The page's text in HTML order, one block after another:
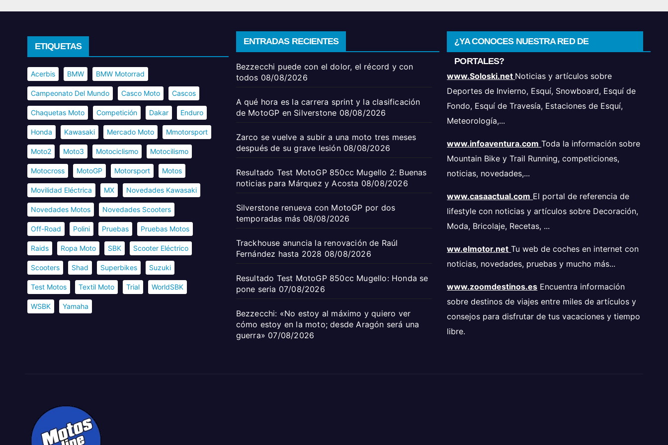
ETIQUETAS
Acerbis BMW BMW Motorrad
Campeonato Del Mundo Casco Moto Cascos
Chaquetas Moto Competición Dakar Enduro
Honda Kawasaki Mercado Moto Mmotorsport
Moto2 Moto3 Motociclismo Motocilismo
Motocross MotoGP Motorsport Motos
Movilidad Eléctrica MX Novedades Kawasaki
Novedades Motos Novedades Scooters
Off-Road Polini Pruebas Pruebas Motos
Raids Ropa Moto SBK Scooter Eléctrico
Scooters Shad Superbikes Suzuki
Test Motos Textil Moto Trial WorldSBK
WSBK Yamaha
ENTRADAS RECIENTES
Bezzecchi puede con el dolor, el récord y con
todos 08/08/2026
A qué hora es la carrera sprint y la clasificación
de MotoGP en Silverstone 08/08/2026
Zarco se vuelve a subir a una moto tres meses
después de su grave lesión 08/08/2026
Resultado Test MotoGP 850cc Mugello 2: Buenas
noticias para Márquez y Acosta 08/08/2026
Silverstone renueva con MotoGP por dos
temporadas más 08/08/2026
Trackhouse anuncia la renovación de Raúl
Fernández hasta 2028 08/08/2026
Resultado Test MotoGP 850cc Mugello: Honda se
pone seria 07/08/2026
Bezzecchi: «No estoy al máximo y quiero ver
cómo estoy en la moto; desde Aragón será una
guerra» 07/08/2026
¿YA CONOCES NUESTRA RED DE
PORTALES?
www.Soloski.net Noticias y artículos sobre
Deportes de Invierno, Esquí, Snowboard, Esquí de
Fondo, Esquí de Travesía, Estaciones de Esquí,
Meteorología,...
www.infoaventura.com Toda la información sobre
Mountain Bike y Trail Running, competiciones,
noticias, novedades,...
www.casaactual.com El portal de referencia de
lifestyle con noticias y artículos sobre Decoración,
Moda, Bricolaje, Recetas, ...
ww.elmotor.net Tu web de coches en internet con
noticias, novedades, pruebas y mucho más...
www.zoomdestinos.es Encuentra información
sobre destinos de viajes entre miles de artículos y
consejos para disfrutar de tus vacaciones y tiempo
libre.